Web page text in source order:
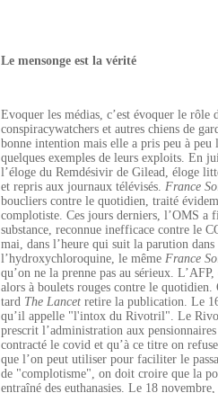
Le mensonge est la vérité
Evoquer les médias, c’est évoquer le rôle
conspiracywatchers et autres chiens de
bonne intention mais elle a pris peu à peu
quelques exemples de leurs exploits. En
l’éloge du Remdésivir de Gilead, éloge
et repris aux journaux télévisés. France
boucliers contre le quotidien, traité
complotiste. Ces jours derniers, l’OMS a
substance, reconnue inefficace contre le
mai, dans l’heure qui suit la parution dans
l’hydroxychloroquine, le même France
qu’on ne la prenne pas au sérieux.
alors à boulets rouges contre le
tard The Lancet retire la publication. Le
qu’il appelle "l'intox du Rivotril". Le
prescrit l’administration aux
contracté le covid et qu’à ce titre on
que l’on peut utiliser pour faciliter le
de "complotisme", on doit croire que la
entraîné des euthanasies. Le 18 novembre,